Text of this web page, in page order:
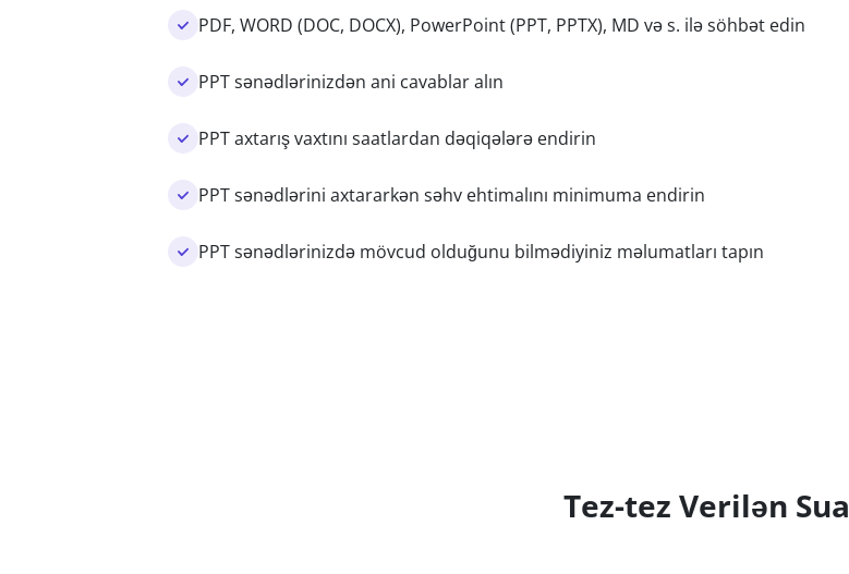
PDF, WORD (DOC, DOCX), PowerPoint (PPT, PPTX), MD və s. ilə söhbət edin
PPT sənədlərinizdən ani cavablar alın
PPT axtarış vaxtını saatlardan dəqiqələrə endirin
PPT sənədlərini axtararkən səhv ehtimalını minimuma endirin
PPT sənədlərinizdə mövcud olduğunu bilmədiyiniz məlumatları tapın
Tez-tez Verilən